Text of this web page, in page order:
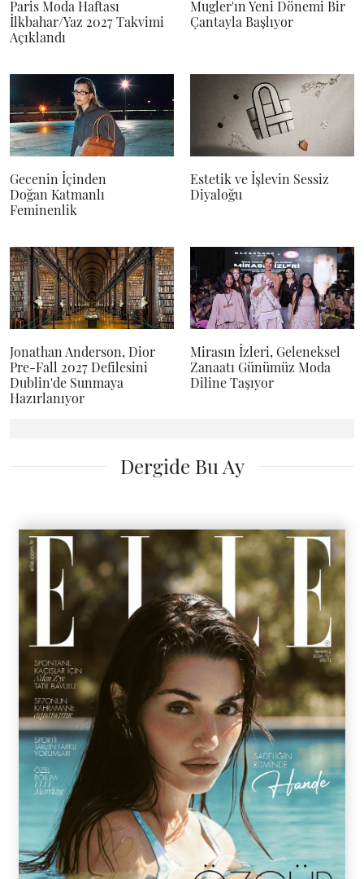
Paris Moda Haftası
İlkbahar/Yaz 2027 Takvimi
Açıklandı
Mugler'ın Yeni Dönemi Bir
Çantayla Başlıyor
Gecenin İçinden
Doğan Katmanlı
Feminenlik
Estetik ve İşlevin Sessiz
Diyaloğu
Jonathan Anderson, Dior
Pre-Fall 2027 Defilesini
Dublin'de Sunmaya
Hazırlanıyor
Mirasın İzleri, Geleneksel
Zanaatı Günümüz Moda
Diline Taşıyor
Dergide Bu Ay